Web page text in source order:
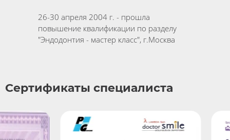
26-30 апреля 2004 г. - прошла
повышение квалификации по разделу
"Эндодонтия - мастер класс", г.Москва
Сертификаты специалиста